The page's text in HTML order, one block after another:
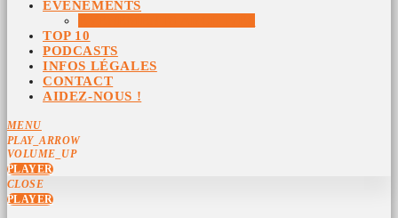
ÉVÉNEMENTS
TOP 10
PODCASTS
INFOS LÉGALES
CONTACT
AIDEZ-NOUS !
MENU
PLAY_ARROW
VOLUME_UP
PLAYER
CLOSE
PLAYER